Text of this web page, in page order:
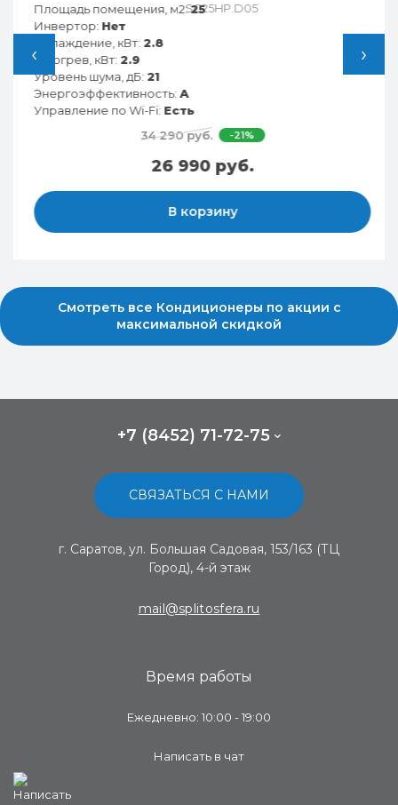
‹
Площадь помещения, м2:25
Инвертор:Нет
Охлаждение, кВт:2.8
Обогрев, кВт:2.9
Уровень шума, дБ:21
Энергоэффективность:A
Управление по Wi-Fi:Есть
34 290 руб.
-21%
26 990 руб.
В корзину
›
Смотреть все Кондиционеры по акции с
максимальной скидкой
+7 (8452) 71-72-75
СВЯЗАТЬСЯ С НАМИ
г. Саратов, ул. Большая Садовая, 153/163 (ТЦ
Город), 4-й этаж
mail@splitosfera.ru
Время работы
Ежедневно: 10:00 - 19:00
Написать в чат